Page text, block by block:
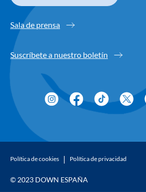
Sala de prensa
Suscríbete a nuestro boletín
Política de cookies Política de privacidad
© 2023 DOWN ESPAÑA